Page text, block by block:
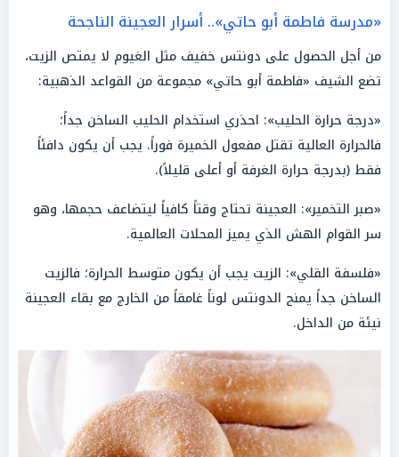
«مدرسة فاطمة أبو حاتي».. أسرار العجينة الناجحة
من أجل الحصول على دونتس خفيف مثل الغيوم لا يمتص الزيت،
تضع الشيف «فاطمة أبو حاتي» مجموعة من القواعد الذهبية:
«درجة حرارة الحليب»: احذري استخدام الحليب الساخن جداً؛
فالحرارة العالية تقتل مفعول الخميرة فوراً. يجب أن يكون دافئاً
فقط (بدرجة حرارة الغرفة أو أعلى قليلاً).
«صبر التخمير»: العجينة تحتاج وقتاً كافياً ليتضاعف حجمها، وهو
سر القوام الهش الذي يميز المحلات العالمية.
«فلسفة القلي»: الزيت يجب أن يكون متوسط الحرارة؛ فالزيت
الساخن جداً يمنح الدونتس لوناً غامقاً من الخارج مع بقاء العجينة
نيئة من الداخل.